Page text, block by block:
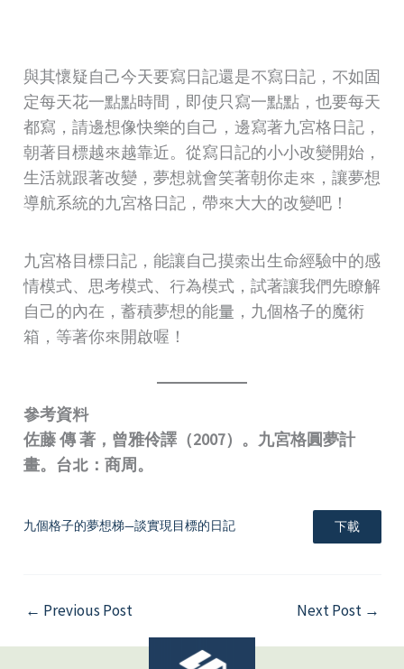
與其懷疑自己今天要寫日記還是不寫日記，不如固
定每天花一點點時間，即使只寫一點點，也要每天
都寫，請邊想像快樂的自己，邊寫著九宮格日記，
朝著目標越來越靠近。從寫日記的小小改變開始，
生活就跟著改變，夢想就會笑著朝你走來，讓夢想
導航系統的九宮格日記，帶來大大的改變吧！
九宮格目標日記，能讓自己摸索出生命經驗中的感
情模式、思考模式、行為模式，試著讓我們先瞭解
自己的內在，蓄積夢想的能量，九個格子的魔術
箱，等著你來開啟喔！
參考資料
佐藤 傳 著，曾雅伶譯（2007）。九宮格圓夢計
畫。台北：商周。
九個格子的夢想梯—談實現目標的日記 下載
← Previous Post Next Post →